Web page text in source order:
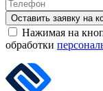
Оставить заявку на
Нажимая на
обработки